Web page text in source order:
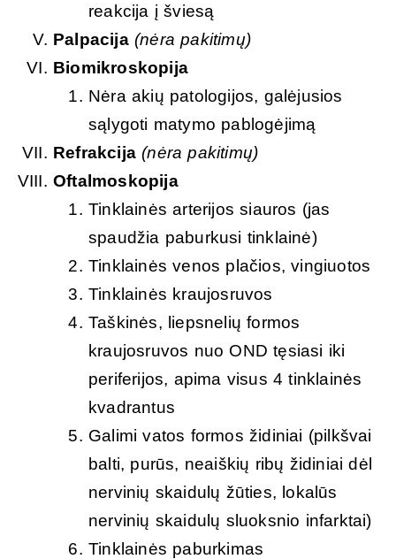
reakcija į šviesą
Palpacija (nėra pakitimų)
Biomikroskopija
Nėra akių patologijos, galėjusios
sąlygoti matymo pablogėjimą
Refrakcija (nėra pakitimų)
Oftalmoskopija
Tinklainės arterijos siauros (jas
spaudžia paburkusi tinklainė)
Tinklainės venos plačios, vingiuotos
Tinklainės kraujosruvos
Taškinės, liepsnelių formos
kraujosruvos nuo OND tęsiasi iki
periferijos, apima visus 4 tinklainės
kvadrantus
Galimi vatos formos židiniai (pilkšvai
balti, purūs, neaiškių ribų židiniai dėl
nervinių skaidulų žūties, lokalūs
nervinių skaidulų sluoksnio infarktai)
Tinklainės paburkimas